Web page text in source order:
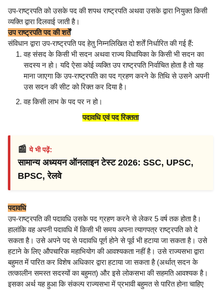
उप-राष्ट्रपति को उसके पद की शपथ राष्ट्रपति अथवा उसके द्वारा नियुक्त किसी
व्यक्ति द्वारा दिलवाई जाती है।
उप राष्ट्रपति पद की शर्तें
संविधान द्वारा उप-राष्ट्रपति पद हेतु निम्नलिखित दो शर्तें निर्धारित की गई हैं:
वह संसद के किसी भी सदन अथवा राज्य विधायिका के किसी भी सदन का
सदस्य न हो। यदि ऐसा कोई व्यक्ति उप राष्ट्रपति निर्वाचित होता है तो यह
माना जाएगा कि उप-राष्ट्रपति का पद ग्रहण करने के तिथि से उसने अपनी
उस सदन की सीट को रिक्त कर दिया है।
वह किसी लाभ के पद पर न हो।
पदावधि एवं पद रिक्तता
📰ये भी पढ़ें:
सामान्य अध्ययन ऑनलाइन टेस्ट 2026: SSC, UPSC,
BPSC, रेलवे
पदावधि
उप-राष्ट्रपति की पदावधि उसके पद ग्रहण करने से लेकर 5 वर्ष तक होता है।
हालांकि वह अपनी पदावधि में किसी भी समय अपना त्यागपत्र राष्ट्रपति को दे
सकता है। उसे अपने पद से पदावधि पूर्ण होने से पूर्व भी हटाया जा सकता है। उसे
हटाने के लिए औपचारिक महाभियोग की आवश्यकता नहीं है। उसे राज्यसभा द्वारा
बहुमत में पारित कर विशेष अधिकार द्वारा हटाया जा सकता है (अर्थात् सदन के
तत्कालीन समस्त सदस्यों का बहुमत) और इसे लोकसभा की सहमति आवश्यक है।
इसका अर्थ यह हुआ कि संकल्प राज्यसभा में प्रभावी बहुमत से पारित होना चाहिए